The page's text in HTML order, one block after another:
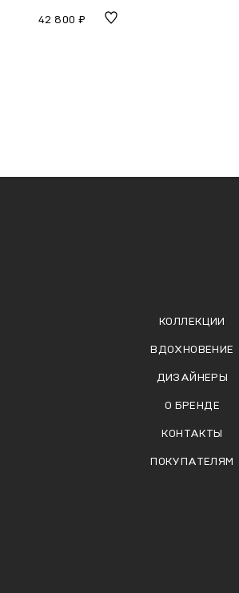
42 800 ₽
КОЛЛЕКЦИИ
ВДОХНОВЕНИЕ
ДИЗАЙНЕРЫ
О БРЕНДЕ
КОНТАКТЫ
ПОКУПАТЕЛЯМ